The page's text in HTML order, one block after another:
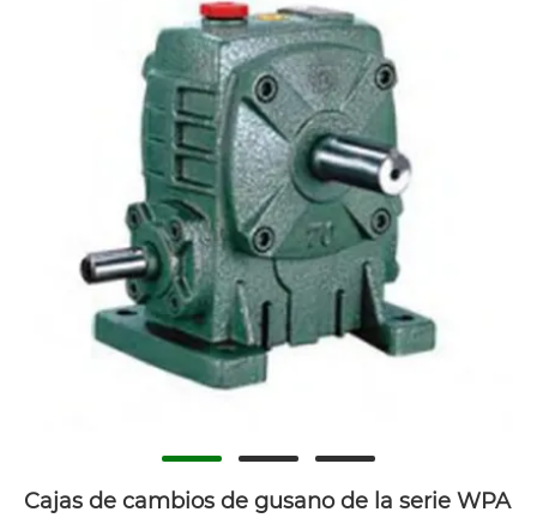
Cajas de cambios de gusano de la serie WPA